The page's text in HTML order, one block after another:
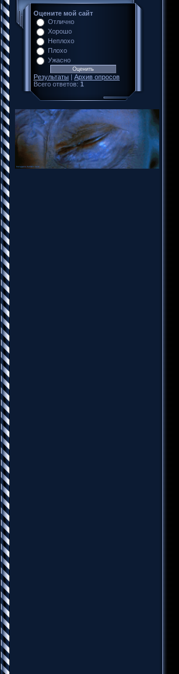
Оцените мой сайт
Отлично
Хорошо
Неплохо
Плохо
Ужасно
Результаты | Архив опросов
Всего ответов: 1